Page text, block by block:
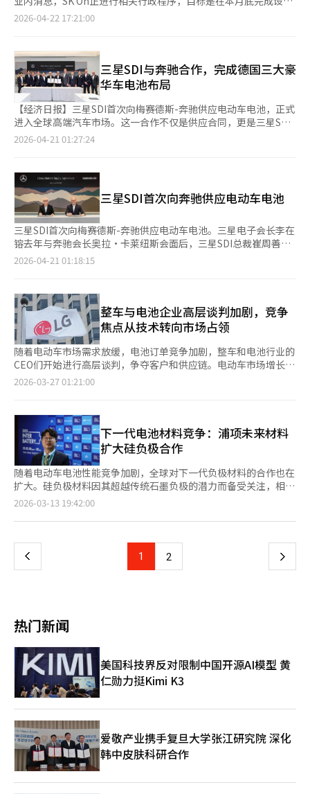
司“Octopus Energy”推出的首个商用V2G套餐，将电动车租
赁、V2G充电器安装和电费计划整合在一起，方便车主参与V2G服
规模城市V2G示范模型，电动车与V2G充电站和太阳能系统有机连
接，平衡再生能源的不均衡。美国和日本等国家也在积极利用电动
车作为能源系统的核心基础设施。美国加州因山火和高温导致的停
电风险常态化，正在验证电动车在停电情况下的快速电力恢复能
力。日本在2011年东日本大地震后，V2G技术的必要性被提出。
2024年石川县能登地震期间，电动车为受灾地区提供紧急电力。
◆韩国现代汽车集团主导示范，民官协作体成立韩国也在积极推动
电动车V2G技术的商业化。现代汽车集团在济州岛进行V2G生态系
的稳定性。为商用化进行的制度整备也在进行中。由气候能源环境
部主导的“V2G民官协作体”成立，讨论包括电费计划、结算方
式、法律改进和技术标准在内的中长期路线图。现行制度中，电动
车尚未被明确定义为电力市场参与主体或“分散能源资源”，缺乏
法律依据。此外，参与电力交易的标准和电力供应报酬的计算方法
仍需制定。上月，气候部部长金成焕在济州总统市政厅会议上，
将“V2G扩展”列为七大创新项目之一，承诺快速变革。业内人士
表示，“需要加快制度设计的具体化，才能在国内推动V2G商用
立。新分公司将与日产等日本汽车制造商扩大合作，同时探索能源
前，SK On正在与多家日本企业讨论电动车电池和ESS的合作方
案。在电动车需求停滞的背景下，SK On的这一战略被视为通过进
军保守的日本汽车市场和扩大ESS业务来寻找突破口。SK On的一
位代表表示：“我们将以日本分公司为基地，强化快速响应客户需
求的能力，确保新订单的获取，实现以盈利为中心的增长。”※
本报道经人工智能（AI）系统翻译与编辑。
2026-04-22 17:21:00
三星SDI与奔驰合作，完成德国三大豪
华车电池布局
【经济日报】三星SDI首次向梅赛德斯-奔驰供应电动车电池，正式
进入全球高端汽车市场。这一合作不仅是供应合同，更是三星SDI
在高性能、高附加值电池市场扩展的战略体现。全球电动车电池市
能量密度、寿命和安全性为卖点，吸引高端汽车品牌。此次与奔驰
的合作标志着三星SDI战略的成功。奔驰作为高端品牌，对电池供
应商的技术要求极高，此次合作也证明了三星SDI的技术实力。供
应的电池采用高镍NCM（镍、钴、锰）材料，提升了能量密度，增
加了续航里程。对于高端电动车，长续航和高性能是关键需求，因
此高能量密度电池的重要性愈发突出。三星SDI的安全技术进一步
增强了电池的性能和安全性。在电动车火灾问题频发的背景下，安
全性成为整车厂选择电池供应商的首要标准。奔驰计划扩大其电动
些车型。电动车市场的竞争从产能和供应量转向盈利能力和技术竞
争力。整车厂商越来越重视续航、充电速度和安全性，高性能电池
的需求不断增长。三星SDI在与宝马、奥迪等客户合作后，又赢得
了奔驰的订单，进一步巩固了其在高端汽车品牌中的地位。这不仅
是客户的扩展，更是其作为高端电动车电池供应商定位的巩固。此
次合同为多年期合作，确保了中长期收益。电动车电池项目从设计
到量产需要数年时间，稳定的订单对投资回报至关重要。长合同有
助于减少业绩波动，并为新投资提供稳定基础。双方计划在此基础
技术伙伴关系。随着电动车市场的成熟，竞争将转向下一代电池技
术。三星SDI通过此次合作，进一步增强了其在全球市场的竞争
力。三星SDI表示，尽管具体供应规模和量产时间尚未公开，但将
与客户协商后逐步披露。※ 本报道经人工智能（AI）系统翻译与编
辑。
2026-04-21 01:27:24
三星SDI首次向奔驰供应电动车电池
三星SDI首次向梅赛德斯-奔驰供应电动车电池。三星电子会长李在
镕去年与奔驰会长奥拉·卡莱纽斯会面后，三星SDI总裁崔周善上
月赴欧洲出差，最终促成此次合作。4月20日，三星SDI在首尔宣
安全解决方案。奔驰计划将三星SDI电池应用于未来推出的中小型
电动SUV和轿跑车型，以开拓下一代电动车市场。双方将继续在未
来出行领域扩大合作，尤其是下一代电池的开发。三星SDI表示，
这一合作是双方创新基因的结合，标志着在全球电动车市场的重要
进展。卡莱纽斯会长称，通过与韩国主要供应商合作，奔驰将为新
车发布奠定基础。※ 本报道经人工智能（AI）系统翻译与编辑。
2026-04-21 01:18:15
整车与电池企业高层谈判加剧，竞争
焦点从技术转向市场占领
随着电动车市场需求放缓，电池订单竞争加剧，整车和电池行业的
CEO们开始进行高层谈判，争夺客户和供应链。电动车市场增长放
缓，导致电池行业竞争重心从生产能力和技术转向客户和供应链的
开发，但随着市场需求减缓，整车企业调整投资速度，双方的合同
结构成为业绩关键。这种变化使得谈判提升到CEO层面，因为电池
供应合同通常涉及数万亿规模，持续5至10年，并且常常包括共同
开发和平台战略。例如，法国雷诺集团计划下月初访问韩国，与
LG能源解决方案讨论合作扩展，意在加深关系，考虑未来的电池
需求和新一代电池的应用。国内电池企业也在采取类似行动。三星
SDI正加强与宝马和大众等现有客户的合作，同时扩大与奔驰等新
客户的供应谈判。对于整车企业而言，电池的性能和价格已成为电
动车竞争力的关键因素，稳定的供应链成为战略任务。整车和电池
趋势可能重塑未来电池行业的竞争格局。当前的合作关系可能在市
场复苏时转化为市场份额，尽管短期内需求放缓带来压力，但长期
2026-03-27 01:21:00
下一代电池材料竞争：浦项未来材料
扩大硅负极合作
随着电动车电池性能竞争加剧，全球对下一代负极材料的合作也在
扩大。硅负极材料因其超越传统石墨负极的潜力而备受关注，相关
企业间的技术合作日益活跃。浦项未来材料与美国电池材料公司
江南区举行的“2026国际电池展”上，双方签署了谅解备忘录。
池性能。公司在华盛顿州运营硅负极生产工厂，并与全球整车厂和
电池企业扩大合作。通过此次合作，浦项未来材料计划结合自身的
实力，开发能同时提升电动车电池能量密度和充电性能的下一代负
极材料。共同研发的核心任务是提高硅负极材料的应用比例，同时
确保稳定的充放电性能。预计这将改善电动车的续航能力和缩短充
电时间。此外，还计划开发技术以解决硅负极应用中可能出现的结
构稳定性和材料寿命问题。硅负极材料的能量储存容量是传统石墨
负极的10倍，应用后可延长电动车续航里程并缩短充电时间，因此
被视为下一代电池技术的关键。然而，硅负极在充放电过程中体积
膨胀的问题一直是商业化的技术难题。若无法解决电池寿命下降和
结构变形问题，稳定的商业化将面临挑战，相关材料技术的竞争也
愈发激烈。浦项未来材料和Sila正在研究利用碳纳米材料技术来改
善这些技术难题，目标是抑制硅负极的体积膨胀，提高结构稳定
性，从而延长电池寿命。同时，双方还计划合作提高硅负极的成本
竞争力。近期，电池行业的下一代材料竞争迅速展开。随着电动车
2026-03-13 19:42:00
上
页
1 2 下
热门新闻
美国科技界反对限制中国开源AI模型 黄
仁勋力挺Kimi K3
爱敬产业携手复旦大学张江研究院 深化
韩中皮肤科研合作